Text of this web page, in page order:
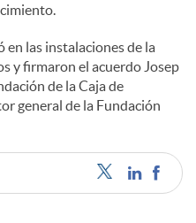
en las instalaciones de la
y firmaron el acuerdo Josep
de la Caja de
general de la Fundación